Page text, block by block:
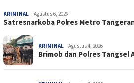
KRIMINAL Agustus 6, 2026
Satresnarkoba Polres Metro
KRIMINAL Agustus 4, 2026
Brimob dan Polres Tangsel